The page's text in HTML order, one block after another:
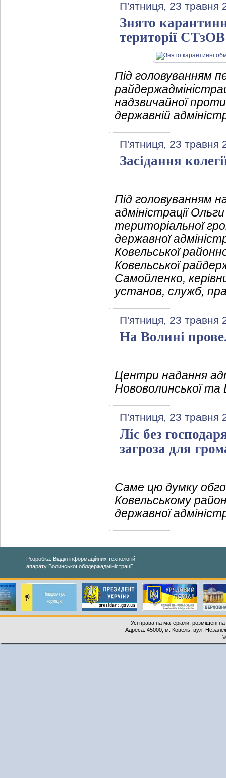
П'ятниця, 23 травня
Знято
території
Під головуванням
надзвичайної
державній
П'ятниця, 23 травня
Засідання
Під головуванням
адміністрації
територіальної
державної
Ковельської
Ковельської
Самойленко,
установ, служб,
П'ятниця, 23 травня
На Волині
Центри надання
Нововолинської
П'ятниця, 23 травня
Ліс без
загроза для
Саме цю думку
Ковельському
державної
Розробка: Відділ інформаційних технологій
апарату Волинської облдержадміністрації
Усі права на матеріали, розміщені
Адреса: 45000, м. Ковель, вул.